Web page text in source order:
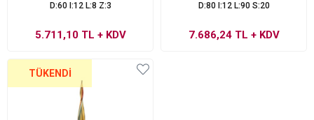
D:60 I:12 L:8 Z:3
5.711,10 TL + KDV
D:80 I:12 L:90 S:20
7.686,24 TL + KDV
TÜKENDI